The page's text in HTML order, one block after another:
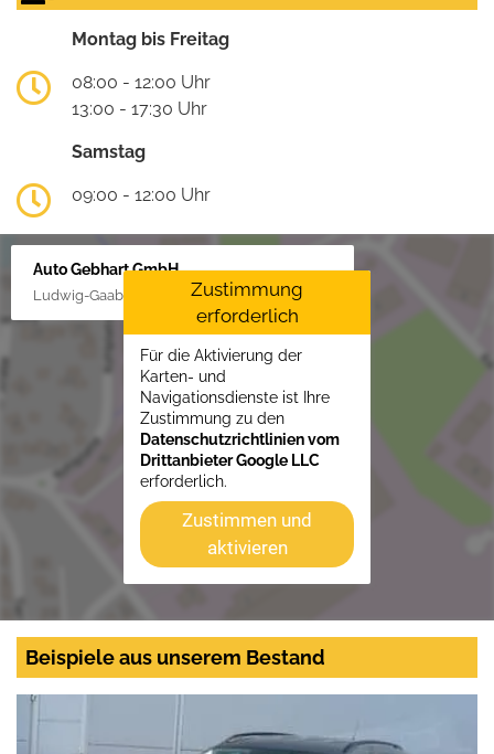
Montag bis Freitag
08:00 - 12:00 Uhr
13:00 - 17:30 Uhr
Samstag
09:00 - 12:00 Uhr
Auto Gebhart GmbH
Ludwig-Gaab-Str. 4, 88427 Bad Schussenried
Zustimmung
erforderlich
Für die Aktivierung der
Karten- und
Navigationsdienste ist Ihre
Zustimmung zu den
Datenschutzrichtlinien vom
Drittanbieter Google LLC
erforderlich.
Zustimmen und
aktivieren
Beispiele aus unserem Bestand